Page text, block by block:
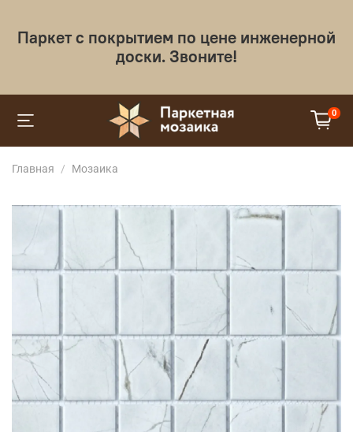
Паркет с покрытием по цене инженерной
доски. Звоните!
0
Главная Мозаика